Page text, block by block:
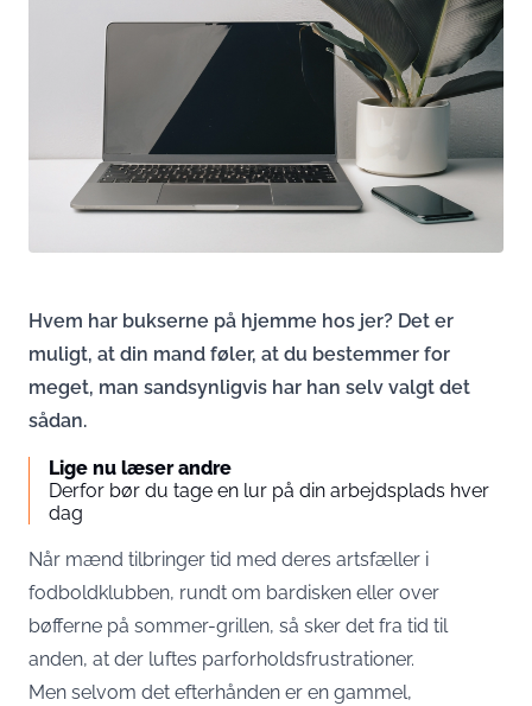
Hvem har bukserne på hjemme hos jer? Det er
muligt, at din mand føler, at du bestemmer for
meget, man sandsynligvis har han selv valgt det
sådan.
Lige nu læser andre
Derfor bør du tage en lur på din arbejdsplads hver
dag
Når mænd tilbringer tid med deres artsfæller i
fodboldklubben, rundt om bardisken eller over
bøfferne på sommer-grillen, så sker det fra tid til
anden, at der luftes parforholdsfrustrationer.
Men selvom det efterhånden er en gammel,